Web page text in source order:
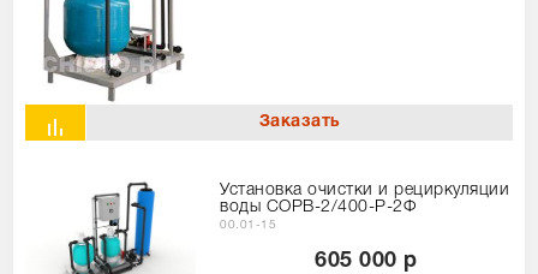
Установка очистки и рециркуляции
воды СОРВ-2/400-Р-2Ф
00.01-15
605 000 р